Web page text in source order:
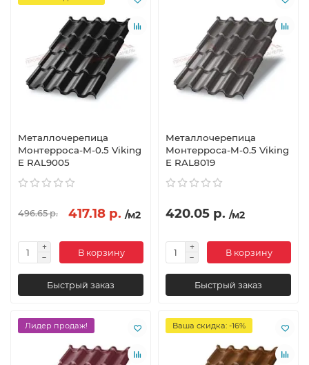
Металлочерепица
Монтерроса-M-0.5 Viking
E RAL9005
496.65 р. 417.18 р. /м2
В корзину
Быстрый заказ
Металлочерепица
Монтерроса-M-0.5 Viking
E RAL8019
420.05 р. /м2
В корзину
Быстрый заказ
Лидер продаж! Ваша скидка: -16%